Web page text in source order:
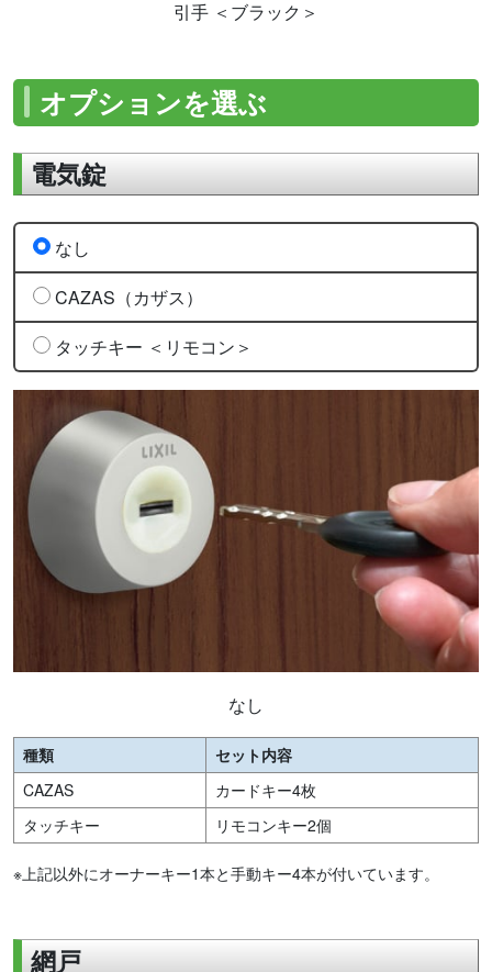
引手 ＜ブラック＞
オプションを選ぶ
電気錠
なし
種類
セット内容
CAZAS
カードキー4枚
タッチキー
リモコンキー2個
※上記以外にオーナーキー1本と手動キー4本が付いています。
なし
CAZAS（カザス）
タッチキー ＜リモコン＞
網戸